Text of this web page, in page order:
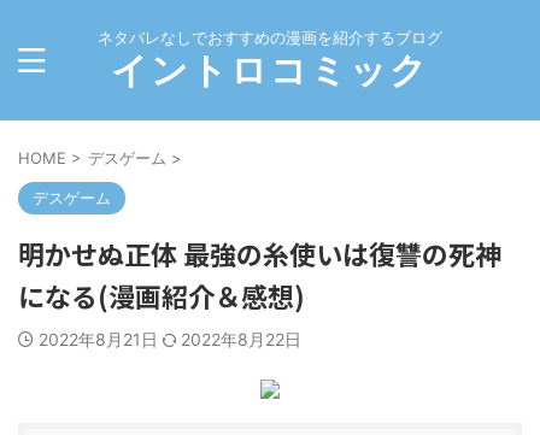
ネタバレなしでおすすめの漫画を紹介するブログ
イントロコミック
HOME > デスゲーム >
デスゲーム
明かせぬ正体 最強の糸使いは復讐の死神
になる(漫画紹介＆感想)
2022年8月21日 2022年8月22日